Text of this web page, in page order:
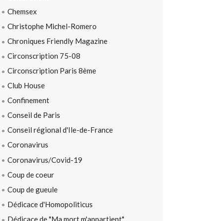
Chemsex
Christophe Michel-Romero
Chroniques Friendly Magazine
Circonscription 75-08
Circonscription Paris 8ème
Club House
Confinement
Conseil de Paris
Conseil régional d'Ile-de-France
Coronavirus
Coronavirus/Covid-19
Coup de coeur
Coup de gueule
Dédicace d'Homopoliticus
Dédicace de "Ma mort m'appartient"